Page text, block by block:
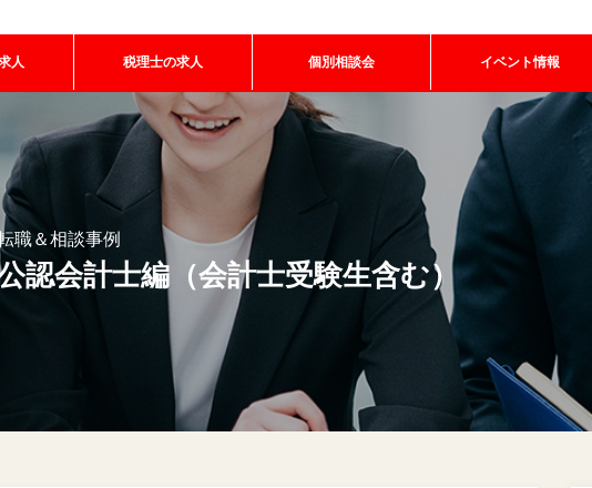
人 税理士の求人 個別相談会 イベント情報
職＆相談事例
認会計士編（会計士受験生含む）